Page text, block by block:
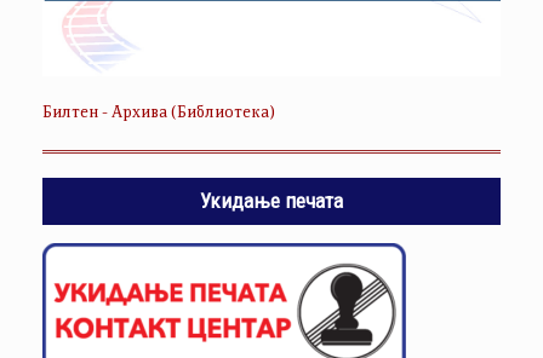
Билтен - Архива (Библиотека)
Укидање печата